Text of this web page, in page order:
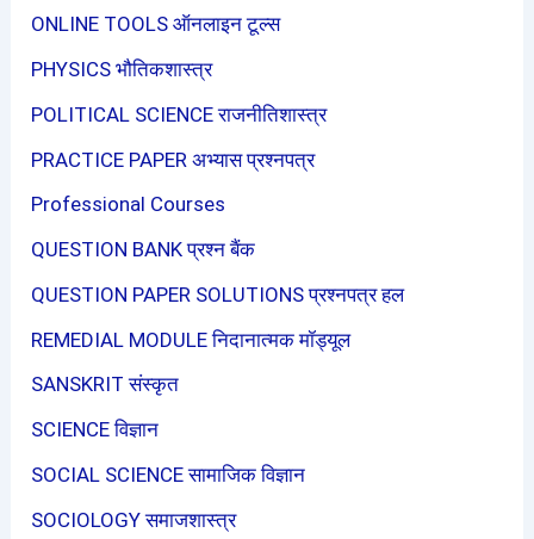
ONLINE TOOLS ऑनलाइन टूल्स
PHYSICS भौतिकशास्त्र
POLITICAL SCIENCE राजनीतिशास्त्र
PRACTICE PAPER अभ्यास प्रश्नपत्र
Professional Courses
QUESTION BANK प्रश्न बैंक
QUESTION PAPER SOLUTIONS प्रश्नपत्र हल
REMEDIAL MODULE निदानात्मक मॉड्यूल
SANSKRIT संस्कृत
SCIENCE विज्ञान
SOCIAL SCIENCE सामाजिक विज्ञान
SOCIOLOGY समाजशास्त्र